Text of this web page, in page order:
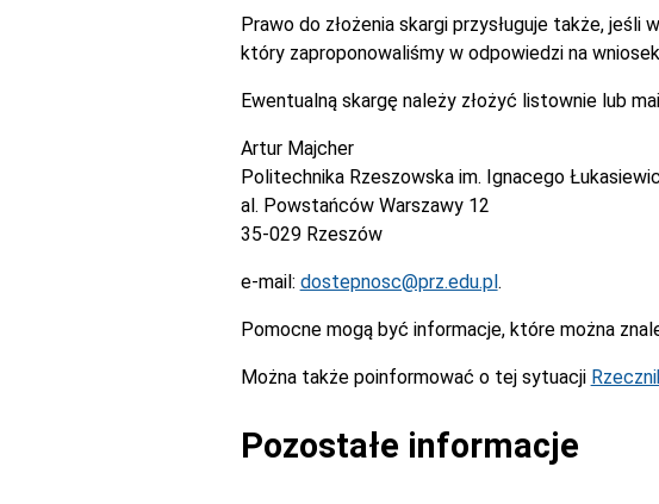
Prawo do złożenia skargi przysługuje także,
który zaproponowaliśmy w odpowiedzi na
Ewentualną skargę należy złożyć listownie lub
Artur Majcher
Politechnika Rzeszowska im. Ignacego
al. Powstańców Warszawy 12
35-029 Rzeszów
e-mail: dostepnosc@prz.edu.pl .
Pomocne mogą być informacje, które można
Można także poinformować o tej sytuacji
Pozostałe informacje